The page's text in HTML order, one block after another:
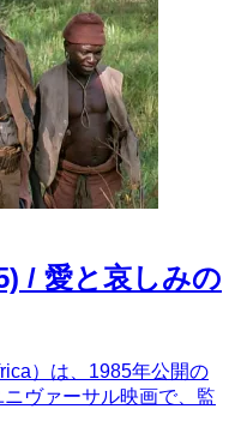
/ 愛と哀しみの
）は、1985年公開の
ヴァーサル映画で、監